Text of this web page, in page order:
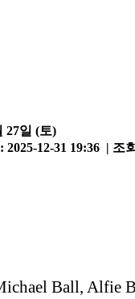
27일 (토)
2025-12-31 19:36 | 조
Ball, Alfie